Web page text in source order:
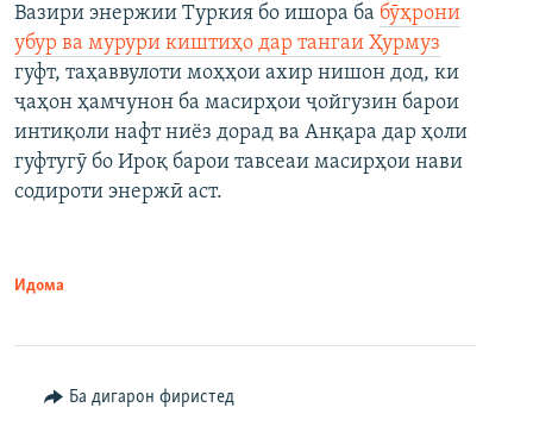
Вазири энержии Туркия бо ишора ба бӯҳрони
убур ва мурури киштиҳо дар тангаи Ҳурмуз
гуфт, таҳаввулоти моҳҳои ахир нишон дод, ки
ҷаҳон ҳамчунон ба масирҳои ҷойгузин барои
интиқоли нафт ниёз дорад ва Анқара дар ҳоли
гуфтугӯ бо Ироқ барои тавсеаи масирҳои нави
содироти энержӣ аст.
Идома
Ба дигарон фиристед